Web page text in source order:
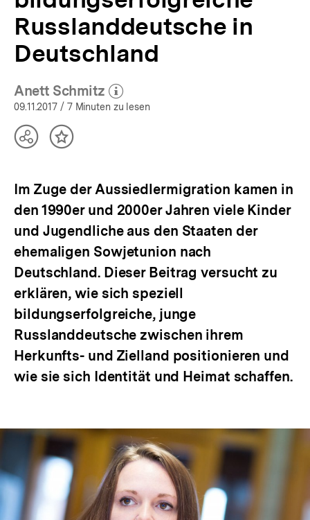
Russlanddeutsche in
Deutschland
Anett Schmitz
(Mehr zum Autor)
öffnen
09.11.2017 / 7 Minuten zu lesen
TeilenInhalt
Im Zuge der Aussiedlermigration kamen in
den 1990er und 2000er Jahren viele Kinder
und Jugendliche aus den Staaten der
ehemaligen Sowjetunion nach
Deutschland. Dieser Beitrag versucht zu
erklären, wie sich speziell
bildungserfolgreiche, junge
Russlanddeutsche zwischen ihrem
Herkunfts- und Zielland positionieren und
wie sie sich Identität und Heimat schaffen.